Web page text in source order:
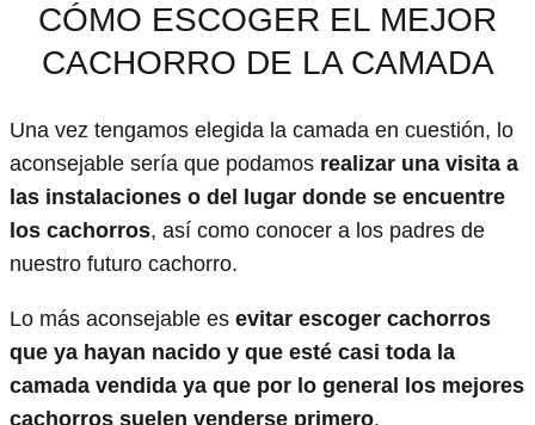
CÓMO ESCOGER EL MEJOR
CACHORRO DE LA CAMADA
Una vez tengamos elegida la camada en cuestión, lo
aconsejable sería que podamos realizar una visita a
las instalaciones o del lugar donde se encuentre
los cachorros, así como conocer a los padres de
nuestro futuro cachorro.
Lo más aconsejable es evitar escoger cachorros
que ya hayan nacido y que esté casi toda la
camada vendida ya que por lo general los mejores
cachorros suelen venderse primero.